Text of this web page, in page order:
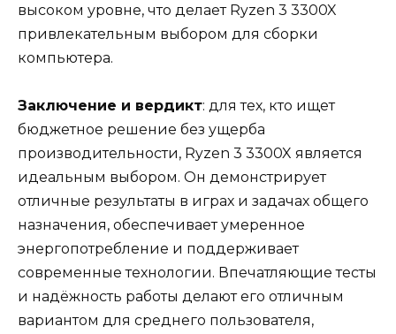
высоком уровне, что делает Ryzen 3 3300X
привлекательным выбором для сборки
компьютера.
Заключение и вердикт: для тех, кто ищет
бюджетное решение без ущерба
производительности, Ryzen 3 3300X является
идеальным выбором. Он демонстрирует
отличные результаты в играх и задачах общего
назначения, обеспечивает умеренное
энергопотребление и поддерживает
современные технологии. Впечатляющие тесты
и надёжность работы делают его отличным
вариантом для среднего пользователя,